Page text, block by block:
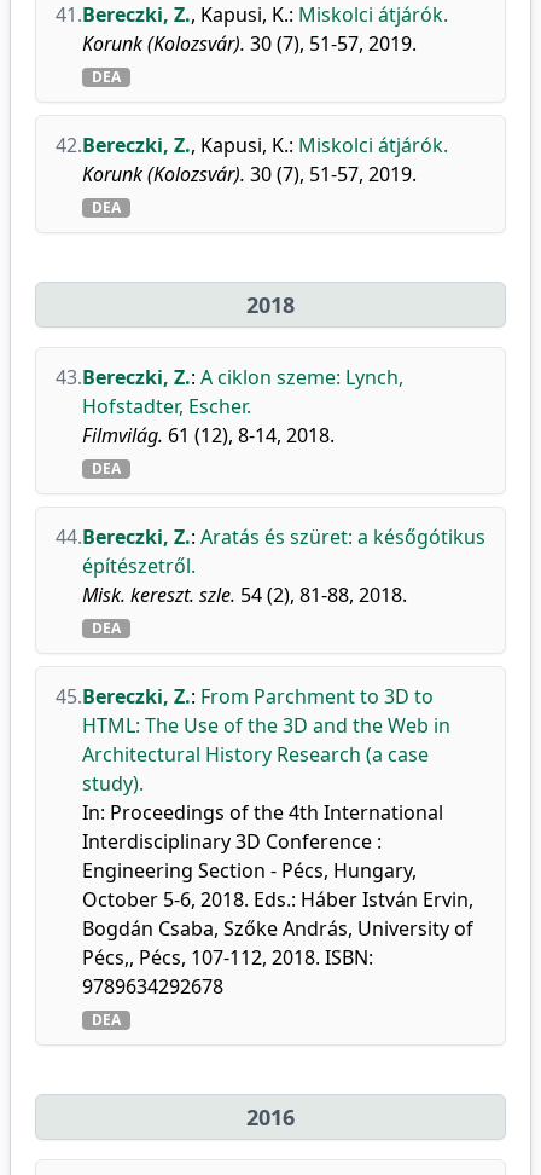
41.Bereczki, Z., Kapusi, K.: Miskolci átjárók.
Korunk (Kolozsvár). 30 (7), 51-57, 2019.
DEA
42.Bereczki, Z., Kapusi, K.: Miskolci átjárók.
Korunk (Kolozsvár). 30 (7), 51-57, 2019.
DEA
2018
43.Bereczki, Z.: A ciklon szeme: Lynch,
Hofstadter, Escher.
Filmvilág. 61 (12), 8-14, 2018.
DEA
44.Bereczki, Z.: Aratás és szüret: a későgótikus
építészetről.
Misk. kereszt. szle. 54 (2), 81-88, 2018.
DEA
45.Bereczki, Z.: From Parchment to 3D to
HTML: The Use of the 3D and the Web in
Architectural History Research (a case
study).
In: Proceedings of the 4th International
Interdisciplinary 3D Conference :
Engineering Section - Pécs, Hungary,
October 5-6, 2018. Eds.: Háber István Ervin,
Bogdán Csaba, Szőke András, University of
Pécs,, Pécs, 107-112, 2018. ISBN:
9789634292678
DEA
2016